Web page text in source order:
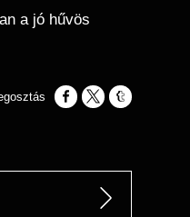
a jó hűvös
Opens in a new window
Opens in a new
Opens in a